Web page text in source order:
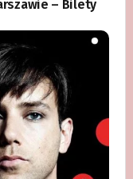
– Bilety